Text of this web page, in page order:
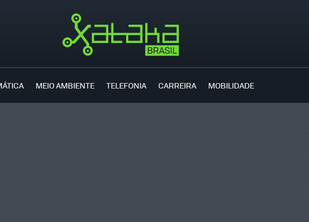
MEIO AMBIENTE TELEFONIA CARREIRA MOBILIDADE